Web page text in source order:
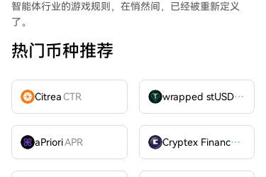
智能体行业的游戏规则，在悄然间，已经被重新定义
了。
热门币种推荐
CitreaCTR wrapped stUSDT
aPrioriAPR Cryptex FinanceCTX